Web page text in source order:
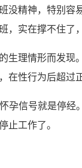
没精神，特别容
实在撑不住了
生理情形而发
性行为后超过
孕信号就是停
止工作了。